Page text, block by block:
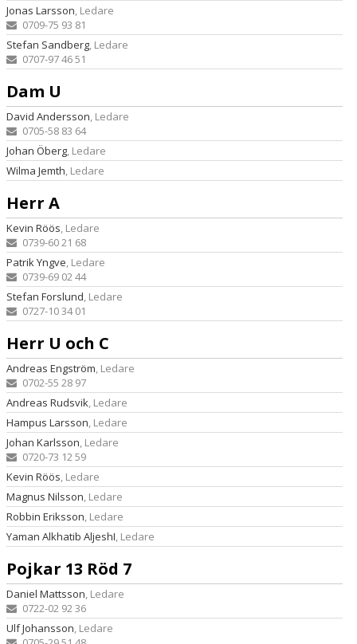
ARRANGEMANG
OM KLUBBEN
MEDLEMSKAP
TRÄNINGSTIDER
FÖRENINGSKLÄDER
DOMARE
Jonas Larsson, Ledare
0709-75 93 81
Stefan Sandberg, Ledare
0707-97 46 51
Dam U
David Andersson, Ledare
0705-58 83 64
Johan Öberg, Ledare
Wilma Jemth, Ledare
Herr A
Kevin Röös, Ledare
0739-60 21 68
Patrik Yngve, Ledare
0739-69 02 44
Stefan Forslund, Ledare
0727-10 34 01
Herr U och C
Andreas Engström, Ledare
0702-55 28 97
Andreas Rudsvik, Ledare
Hampus Larsson, Ledare
Johan Karlsson, Ledare
0720-73 12 59
Kevin Röös, Ledare
Magnus Nilsson, Ledare
Robbin Eriksson, Ledare
Yaman Alkhatib AljeshI, Ledare
Pojkar 13 Röd 7
Daniel Mattsson, Ledare
0722-02 92 36
Ulf Johansson, Ledare